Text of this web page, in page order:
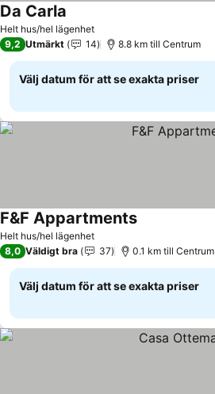
Helt hus/hel lägenhet
Da Carla
9,2 Utmärkt 14 8.8 km till Centrum
Välj datum för att se exakta priser
Helt hus/hel lägenhet
F&F AppartmentsSe priser
8,0 Väldigt bra 37 0.1 km till Centrum
Välj datum för att se exakta priser